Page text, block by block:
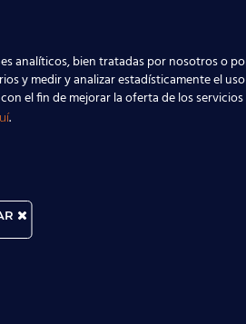
analíticos, bien tratadas por nosotros o
y medir y analizar estadísticamente el
el fin de mejorar la oferta de los
.